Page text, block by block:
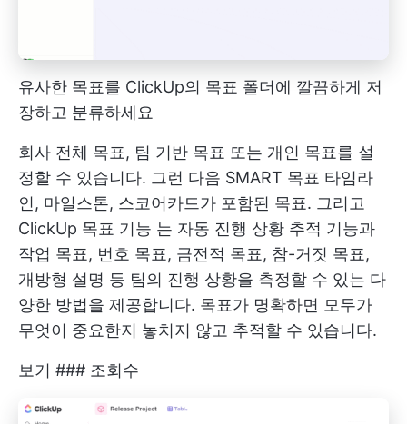
유사한 목표를 ClickUp의 목표 폴더에 깔끔하게 저
장하고 분류하세요
회사 전체 목표, 팀 기반 목표 또는 개인 목표를 설
정할 수 있습니다. 그런 다음 SMART 목표 타임라
인, 마일스톤, 스코어카드가 포함된 목표. 그리고
ClickUp 목표 기능 는 자동 진행 상황 추적 기능과
작업 목표, 번호 목표, 금전적 목표, 참-거짓 목표,
개방형 설명 등 팀의 진행 상황을 측정할 수 있는 다
양한 방법을 제공합니다. 목표가 명확하면 모두가
무엇이 중요한지 놓치지 않고 추적할 수 있습니다.
보기 ### 조회수